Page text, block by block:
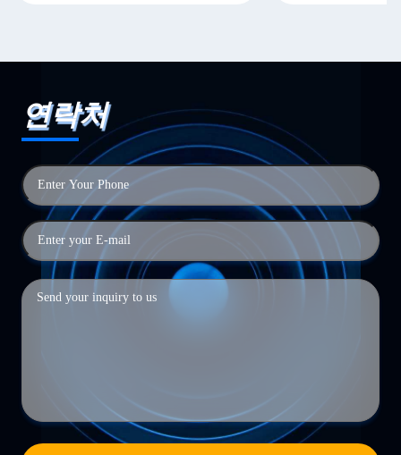
연락처